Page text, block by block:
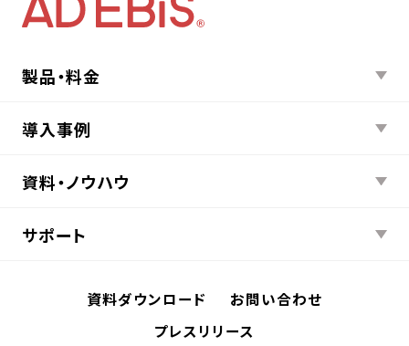
製品・料金
導入事例
資料・ノウハウ
サポート
資料ダウンロード
お問い合わせ
プレスリリース